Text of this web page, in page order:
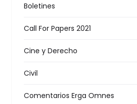
Boletines
Call For Papers 2021
Cine y Derecho
Civil
Comentarios Erga Omnes